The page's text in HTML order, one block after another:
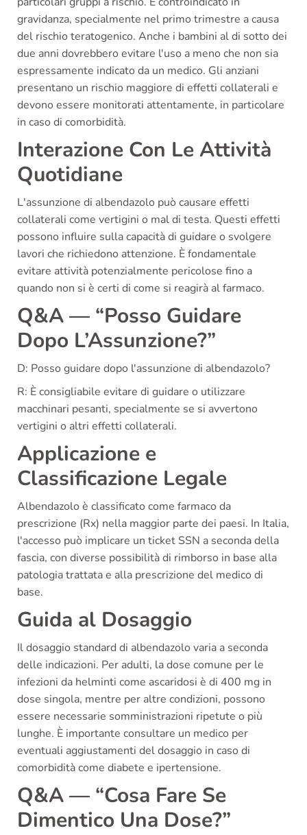
gravidanza, specialmente nel primo trimestre a causa
del rischio teratogenico. Anche i bambini al di sotto dei
due anni dovrebbero evitare l'uso a meno che non sia
espressamente indicato da un medico. Gli anziani
presentano un rischio maggiore di effetti collaterali e
devono essere monitorati attentamente, in particolare
in caso di comorbidità.
Interazione Con Le Attività
Quotidiane
L'assunzione di albendazolo può causare effetti
collaterali come vertigini o mal di testa. Questi effetti
possono influire sulla capacità di guidare o svolgere
lavori che richiedono attenzione. È fondamentale
evitare attività potenzialmente pericolose fino a
quando non si è certi di come si reagirà al farmaco.
Q&A — “Posso Guidare
Dopo L’Assunzione?”
D: Posso guidare dopo l'assunzione di albendazolo?
R: È consigliabile evitare di guidare o utilizzare
macchinari pesanti, specialmente se si avvertono
vertigini o altri effetti collaterali.
Applicazione e
Classificazione Legale
Albendazolo è classificato come farmaco da
prescrizione (Rx) nella maggior parte dei paesi. In Italia,
l'accesso può implicare un ticket SSN a seconda della
fascia, con diverse possibilità di rimborso in base alla
patologia trattata e alla prescrizione del medico di
base.
Guida al Dosaggio
Il dosaggio standard di albendazolo varia a seconda
delle indicazioni. Per adulti, la dose comune per le
infezioni da helminti come ascaridosi è di 400 mg in
dose singola, mentre per altre condizioni, possono
essere necessarie somministrazioni ripetute o più
lunghe. È importante consultare un medico per
eventuali aggiustamenti del dosaggio in caso di
comorbidità come diabete e ipertensione.
Q&A — “Cosa Fare Se
Dimentico Una Dose?”